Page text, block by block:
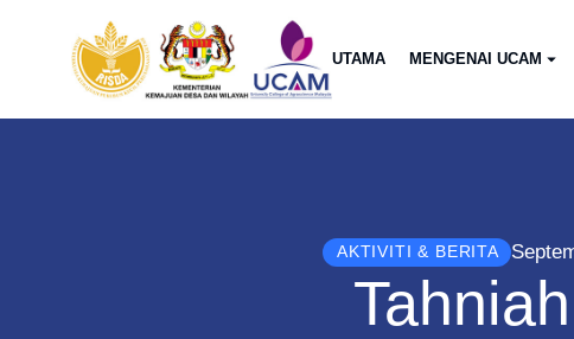
UTAMA MENGENAI UCAM
AKTIVITI & BERITA